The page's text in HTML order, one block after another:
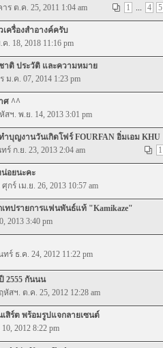
1
... 4 5
ร ต.ค. 25, 2011 1:04 am
เครื่องสำอางค์ครับ
. 18, 2018 11:16 pm
าติ ประวัติ และความหมาย
ม.ค. 07, 2014 1:23 pm
ศ ^^
สฯ. พ.ย. 14, 2013 3:01 pm
ำบุญงานวันเกิดโฟร์ FOURFAN อิ่มเอม KHU
1
ร์ ก.ย. 23, 2013 2:04 am
อยนะคะ
ศุกร์ เม.ย. 26, 2013 10:57 am
เทปรายการแฟนพันธ์แท้ "Kamikaze"
2013 3:40 pm
ทร์ ธ.ค. 24, 2012 11:22 pm
2555 กันนน
หัสฯ. ต.ค. 25, 2012 12:28 am
สิร์ต พร้อมรูปแจกลายเซนต์
2012 8:22 pm